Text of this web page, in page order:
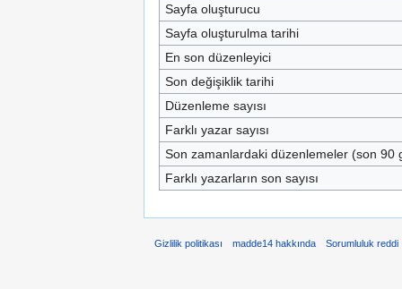
Sayfa oluşturucu
Sayfa oluşturulma tarihi
En son düzenleyici
Son değişiklik tarihi
Düzenleme sayısı
Farklı yazar sayısı
Son zamanlardaki düzenlemeler (son 90
Farklı yazarların son sayısı
Gizlilik politikası madde14 hakkında Sorumluluk reddi